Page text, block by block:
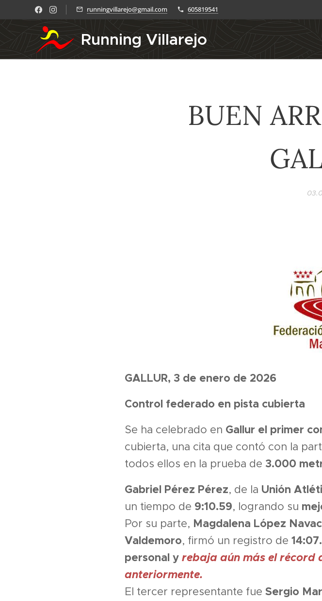
runningvillarejo@gmail.com 605819541
Running Villarejo
BUEN
GALLUR, 3 de enero de 2026
Control federado en pista cubierta
Se ha celebrado en Gallur el primer
cubierta, una cita que contó con la
todos ellos en la prueba de 3.000
Gabriel Pérez Pérez, de la Unión
un tiempo de 9:10.59, logrando su
Por su parte, Magdalena López
Valdemoro, firmó un registro de
personal y rebaja aún más el récord
anteriormente.
El tercer representante fue Sergio